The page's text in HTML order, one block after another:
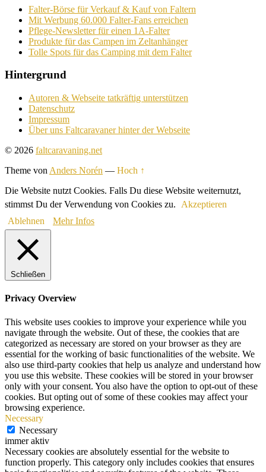
Falter-Börse für Verkauf & Kauf von Faltern
Mit Werbung 60.000 Falter-Fans erreichen
Pflege-Newsletter für einen 1A-Falter
Produkte für das Campen im Zeltanhänger
Tolle Spots für das Camping mit dem Falter
Hintergrund
Autoren & Webseite tatkräftig unterstützen
Datenschutz
Impressum
Über uns Faltcaravaner hinter der Webseite
© 2026 faltcaravaning.net
Theme von Anders Norén — Hoch ↑
Die Website nutzt Cookies. Falls Du diese Website weiternutzt,
stimmst Du der Verwendung von Cookies zu.
Akzeptieren
Ablehnen
Mehr Infos
Schließen
Privacy Overview
This website uses cookies to improve your experience while you
navigate through the website. Out of these, the cookies that are
categorized as necessary are stored on your browser as they are
essential for the working of basic functionalities of the website. We
also use third-party cookies that help us analyze and understand how
you use this website. These cookies will be stored in your browser
only with your consent. You also have the option to opt-out of these
cookies. But opting out of some of these cookies may affect your
browsing experience.
Necessary
Necessary
immer aktiv
Necessary cookies are absolutely essential for the website to
function properly. This category only includes cookies that ensures